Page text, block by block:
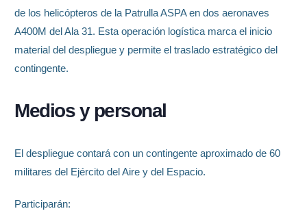
de los helicópteros de la Patrulla ASPA en dos aeronaves
A400M del Ala 31. Esta operación logística marca el inicio
material del despliegue y permite el traslado estratégico del
contingente.
Medios y personal
El despliegue contará con un contingente aproximado de 60
militares del Ejército del Aire y del Espacio.
Participarán: